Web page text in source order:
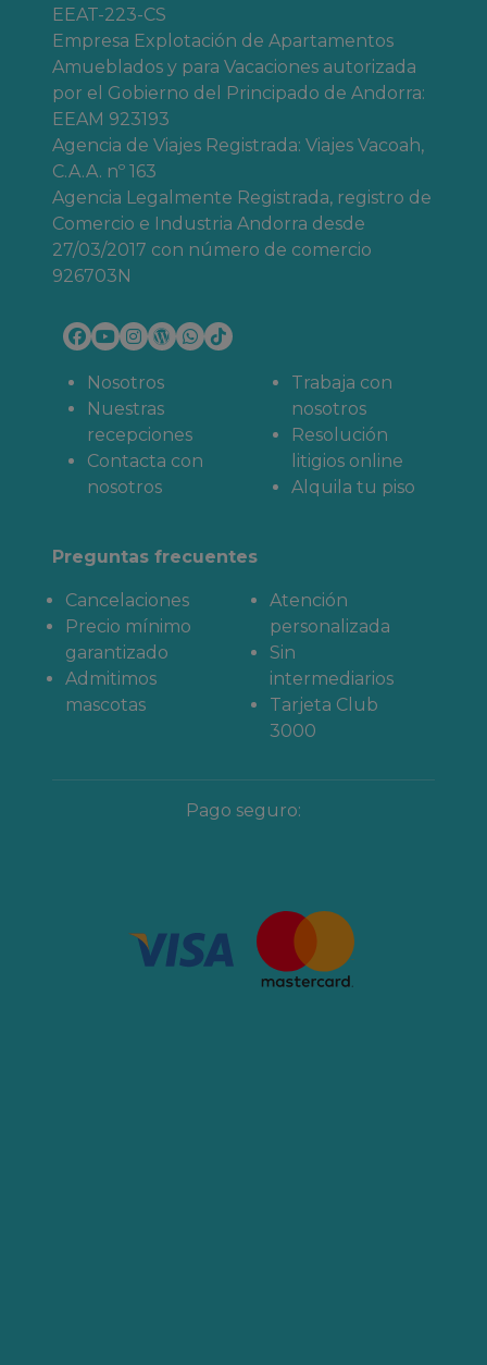
EEAT-223-CS
Empresa Explotación de Apartamentos
Amueblados y para Vacaciones autorizada
por el Gobierno del Principado de Andorra:
EEAM 923193
Agencia de Viajes Registrada: Viajes Vacoah,
C.A.A. nº 163
Agencia Legalmente Registrada, registro de
Comercio e Industria Andorra desde
27/03/2017 con número de comercio
926703N
Nosotros
Nuestras
recepciones
Contacta con
nosotros
Trabaja con
nosotros
Resolución
litigios online
Alquila tu piso
Preguntas frecuentes
Cancelaciones
Precio mínimo
garantizado
Admitimos
mascotas
Atención
personalizada
Sin
intermediarios
Tarjeta Club
3000
Pago seguro: